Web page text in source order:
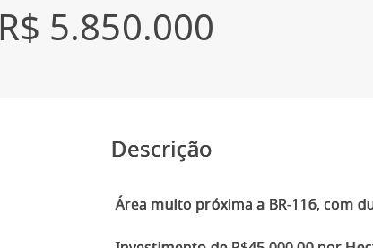
R$ 5.850.000
Descrição
Área muito próxima a BR-116, com